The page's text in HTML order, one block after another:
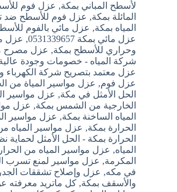
لأسطح المباني بمكة, عزل فوم
المائلة بمكة, عزل فوم للأسطح ضد
المياه بمكة, عزل مائي بالفوم
عزل مائي بمكة 0531339657
, عزل
وحراري للأسطح بمكة, عزل مصرح
شركة المياه - خصومات وجودة
عزل معتمد بتصريح شركة الكهرباء
عزل فوم, عزل مواسير المياة من
الحل الأمثل في مكة, عزل مواسير
الخارجية من الشمس بمكة, عزل
المياه الساخنة بمكة, عزل مواسير
الحرارة بمكة, عزل مواسير المياه
الحرارة بمكة - الحل الأمثل لحماية
المياه, عزل مواسير المياه من
المكرمة, عزل مواسير لمنع تسرب
في مكه, عزل وإصلاح تشققات
والأسقف بمكة, كل ماتريد معرفته